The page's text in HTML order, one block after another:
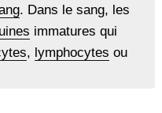
. Dans le sang, les
immatures qui
, lymphocytes ou